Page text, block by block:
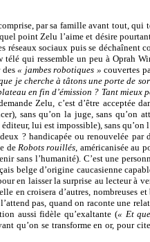
par sa famille avant tout, qui
point Zelu l’aime et désire
réseaux sociaux puis se déchaînent
qui ressemble un peu à Oprah
des« jambes robotiques » couvertes
je cherche à tâtons une porte de
en fin d’émission ? Tant mieux
Zelu, c’est d’être acceptée
sans qu’on la juge, sans qu’on
lui est impossible), sans qu’on
? handicapée ou renouvelée par
de Robots rouillés , américanisée au
sans l’humanité). C’est une
belge d’origine caucasienne
en laisser la surprise au lecteur à
en croisera d’autres, nombreuses et
pas, quand on raconte une
aussi fidèle qu’exaltante (« Et
qu’on se transforme en or, pour